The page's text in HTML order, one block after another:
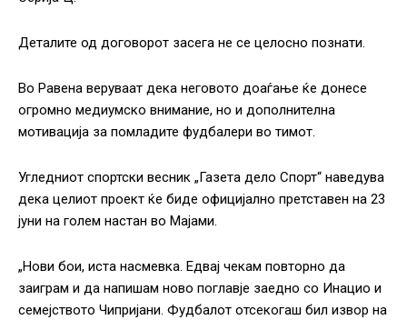
Деталите од договорот засега не се целосно познати.
Во Равена веруваат дека неговото доаѓање ќе донесе
огромно медиумско внимание, но и дополнителна
мотивација за помладите фудбалери во тимот.
Угледниот спортски весник „Газета дело Спорт“ наведува
дека целиот проект ќе биде официјално претставен на 23
јуни на голем настан во Мајами.
„Нови бои, иста насмевка. Едвај чекам повторно да
заиграм и да напишам ново поглавје заедно со Инацио и
семејството Чипријани. Фудбалот отсекогаш бил извор на